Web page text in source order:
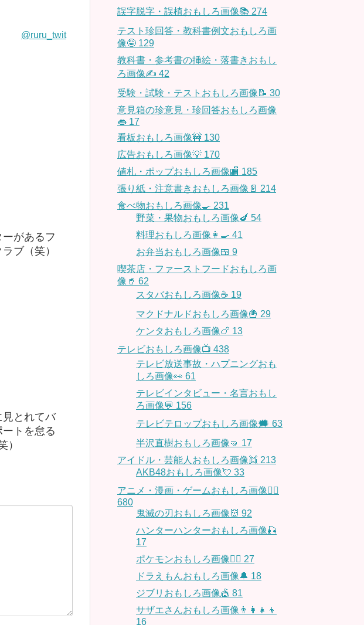
@ruru_twit
があるフ
ブ（笑）
見とれてバ
トを怠る
）
誤字脱字・誤植おもしろ画像📚 274
テスト珍回答・教科書例文おもしろ画
像🤪 129
教科書・参考書の挿絵・落書きおもし
ろ画像✍️ 42
受験・試験・テストおもしろ画像📝 30
意見箱の珍意見・珍回答おもしろ画像
👄 17
看板おもしろ画像🚧 130
広告おもしろ画像💡 170
値札・ポップおもしろ画像🏬 185
張り紙・注意書きおもしろ画像📄 214
食べ物おもしろ画像🍳 231
野菜・果物おもしろ画像🍆 54
料理おもしろ画像👩‍🍳 41
お弁当おもしろ画像🍱 9
喫茶店・ファーストフードおもしろ画
像🥤 62
スタバおもしろ画像☕️ 19
マクドナルドおもしろ画像🍟 29
ケンタおもしろ画像🍗 13
テレビおもしろ画像📺 438
テレビ放送事故・ハプニングおも
しろ画像👀 61
テレビインタビュー・名言おもし
ろ画像💬 156
テレビテロップおもしろ画像🗯 63
半沢直樹おもしろ画像🤜 17
アイドル・芸能人おもしろ画像👯 213
AKB48おもしろ画像💘 33
アニメ・漫画・ゲームおもしろ画像🧚‍♀️
680
鬼滅の刃おもしろ画像👹 92
ハンターハンターおもしろ画像🎣
17
ポケモンおもしろ画像🤹‍♂️ 27
ドラえもんおもしろ画像🔔 18
ジブリおもしろ画像🎪 81
サザエさんおもしろ画像👨‍👩‍👧‍👦
16